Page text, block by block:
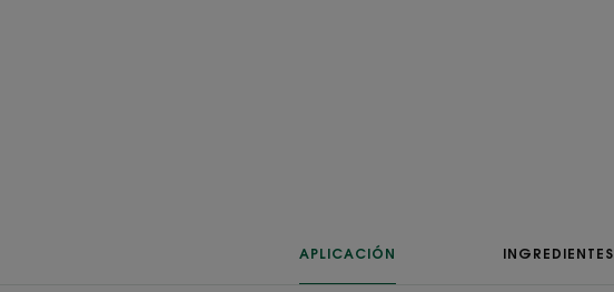
APLICACIÓN INGREDIENTES